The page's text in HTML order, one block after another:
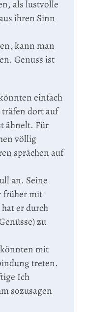
als lustvolle
ihren Sinn
kann man
Genuss ist
einfach
dort auf
ähnelt. Für
völlig
sprächen auf
an. Seine
früher mit
er durch
zu
könnten mit
treten.
Ich
sozusagen